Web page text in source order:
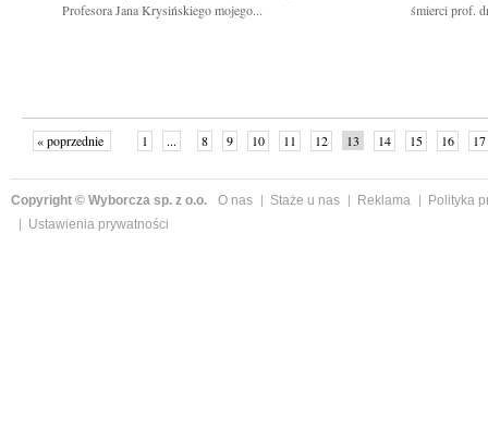
Profesora Jana Krysińskiego mojego...
śmierci prof.
« poprzednie 1 ... 8 9 10 11 12 13 14 15 16 17
Copyright © Wyborcza sp. z o.o. O nas Staże u nas Reklama
Polityka
Ustawienia prywatności